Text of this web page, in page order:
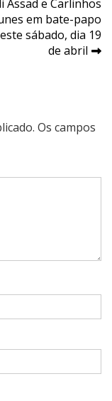
Assad e Carlinhos
em bate-papo
sábado, dia 19
de abril
Os campos